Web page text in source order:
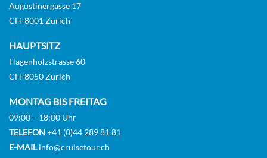
Augustinergasse 17
CH-8001 Zürich
HAUPTSITZ
Hagenholzstrasse 60
CH-8050 Zürich
MONTAG BIS FREITAG
09:00 – 18:00 Uhr
TELEFON +41 (0)44 289 81 81
E-MAILinfo@cruisetour.ch